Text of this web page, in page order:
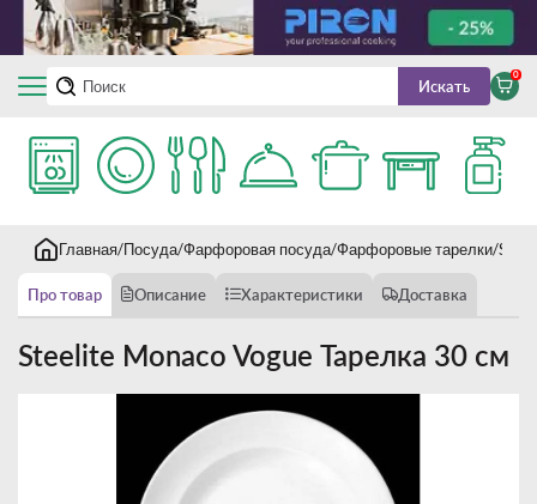
Искать
0
Главная Посуда Фарфоровая посуда Фарфоровые тарелки
Про товар Описание Характеристики Доставка
Steelite Monaco Vogue Тарелка 30 см